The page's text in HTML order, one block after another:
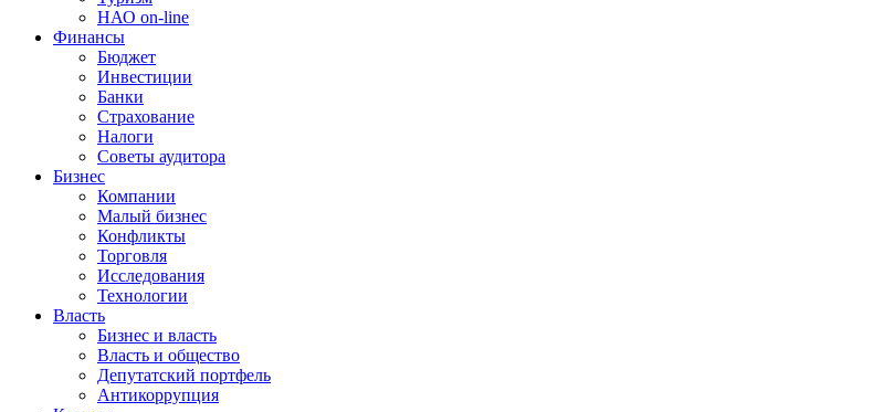
НАО on-line
Финансы
Бюджет
Инвестиции
Банки
Страхование
Налоги
Советы аудитора
Бизнес
Компании
Малый бизнес
Конфликты
Торговля
Исследования
Технологии
Власть
Бизнес и власть
Власть и общество
Депутатский портфель
Антикоррупция